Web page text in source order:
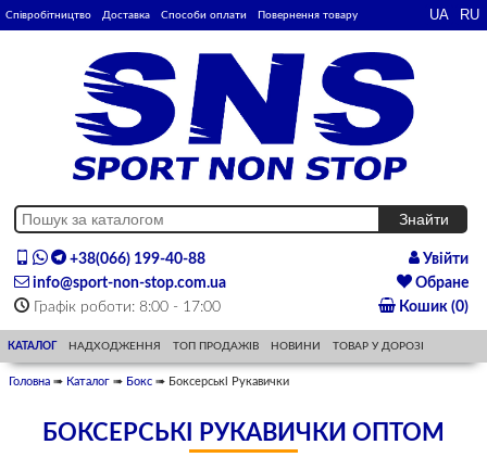
Співробітництво Доставка Способи оплати Повернення товару
+38(066) 199-40-88
info@sport-non-stop.com.ua
Графік роботи: 8:00 - 17:00
Увійти
Обране
Кошик (0)
КАТАЛОГ НАДХОДЖЕННЯ ТОП ПРОДАЖІВ НОВИНИ ТОВАР У ДОРОЗІ
Головна ➠ Каталог ➠ Бокс ➠ Боксерські Рукавички
БОКСЕРСЬКІ РУКАВИЧКИ ОПТОМ